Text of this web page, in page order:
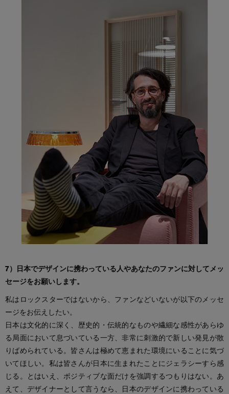
7）日本でデザインに携わっている人やあなたのファンに対してメッ
セージをお願いします。
私はロックスターではないから、ファンなどいないが以下のメッセ
ージをお伝えしたい。
日本は文化的に深く、歴史的・伝統的なものや繊細な感性があらゆ
る局面において息づいている一方、非常に刺激的で新しい発見が散
りばめられている。皆さんは極めて恵まれた環境にいることに気づ
いてほしい。私は皆さんが日本に生まれたことにジェラシーすら感
じる。とはいえ、ポジティブな面だけを強調するつもりはない。あ
えて、デザイナーとして言うなら、日本のデザインに携わっている